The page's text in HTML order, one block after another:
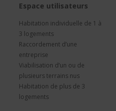
Espace utilisateurs
Habitation individuelle de 1 à
3 logements
Raccordement d’une
entreprise
Viabilisation d’un ou de
plusieurs terrains nus
Habitation de plus de 3
logements